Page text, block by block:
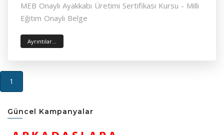
MEB Onaylı Ayakkabı Üretimi Sertifikası Kursu - Milli
Eğitim Onaylı Belge
Ayrıntılar...
1
Güncel Kampanyalar